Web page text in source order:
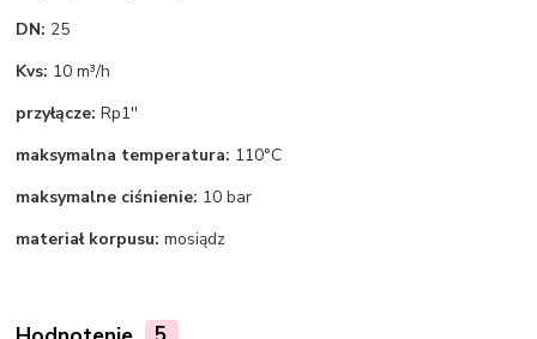
DN: 25
Kvs: 10 m³/h
przyłącze: Rp1''
maksymalna temperatura: 110°C
maksymalne ciśnienie: 10 bar
materiał korpusu: mosiądz